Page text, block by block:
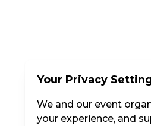
Your Privacy
We and our event
your experience, and